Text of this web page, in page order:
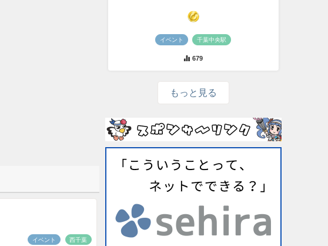
イベント 西千葉
イベント 千葉中央駅
679
もっと見る